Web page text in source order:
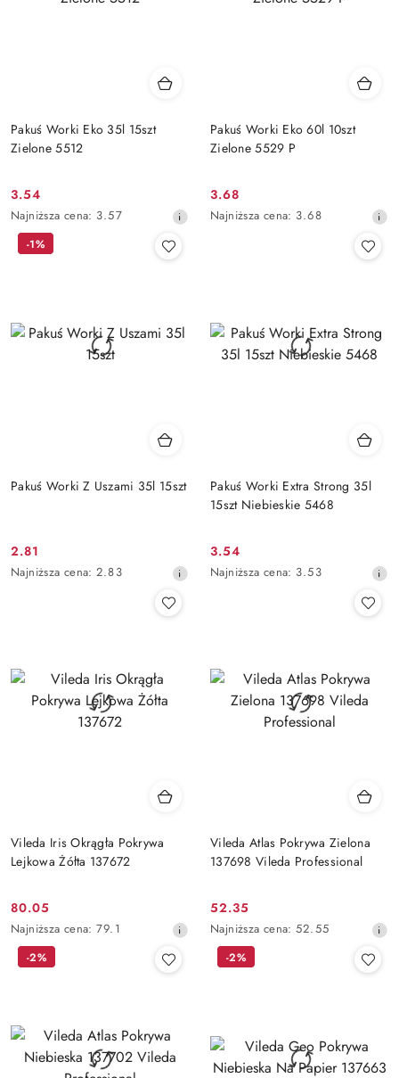
Pakuś Worki Eko 35l 15szt
Zielone 5512
Cena
promocyjna:
3.54
Najniższa
cena
Najniższa cena: 3.57
Pakuś Worki Eko 60l 10szt
Zielone 5529 P
Cena
promocyjna:
3.68
Najniższa
Najniższa cena: 3.68
Pakuś Worki Z Uszami 35l 15szt
Cena
promocyjna:
2.81
Najniższa
obniżką
Najniższa cena: 2.83
-1%
Pakuś Worki Extra Strong 35l
15szt Niebieskie 5468
Cena
promocyjna:
3.54
Najniższa
obniżką
Najniższa cena: 3.53
Vileda Iris Okrągła Pokrywa
Lejkowa Żółta 137672
Cena
promocyjna:
80.05
Najniższa
cena
obniżką
Najniższa cena: 79.1
Vileda Atlas Pokrywa Zielona
137698 Vileda Professional
Cena
promocyjna:
52.35
Najniższa
cena
Najniższa cena: 52.55
-2% -2%